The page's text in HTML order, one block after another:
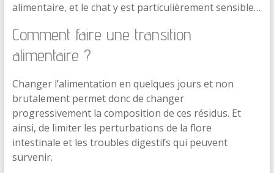
alimentaire, et le chat y est particulièrement sensible…
Comment faire une transition
alimentaire ?
Changer l’alimentation en quelques jours et non
brutalement permet donc de changer
progressivement la composition de ces résidus. Et
ainsi, de limiter les perturbations de la flore
intestinale et les troubles digestifs qui peuvent
survenir.